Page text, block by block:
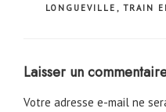
LONGUEVILLE , TRAIN
Laisser un
Votre adresse e-mail ne